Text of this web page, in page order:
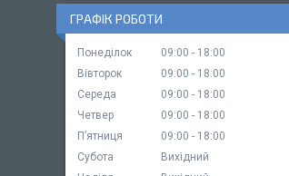
ГРАФІК РОБОТИ
Понеділок 09:00
18:00
Вівторок
09:00
18:00
Середа
09:00
18:00
Четвер
09:00
18:00
Пʼятниця
09:00
18:00
Субота
Вихідний